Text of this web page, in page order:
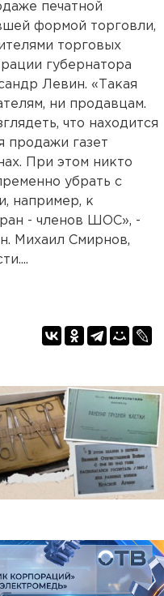
печатной
формой торговли,
торговых
губернатора
Левин. «Такая
ни продавцам.
что находится
продажи газет
При этом никто
убрать с
например, к
- членов ШОС», -
Михаил Смирнов,